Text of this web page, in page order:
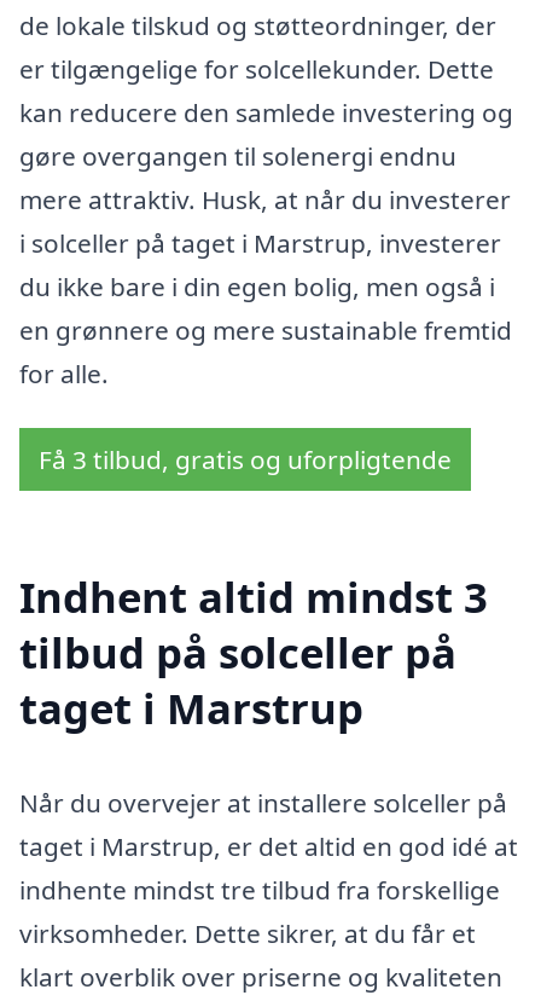
de lokale tilskud og støtteordninger, der
er tilgængelige for solcellekunder. Dette
kan reducere den samlede investering og
gøre overgangen til solenergi endnu
mere attraktiv. Husk, at når du investerer
i solceller på taget i Marstrup, investerer
du ikke bare i din egen bolig, men også i
en grønnere og mere sustainable fremtid
for alle.
Få 3 tilbud, gratis og uforpligtende
Indhent altid mindst 3
tilbud på solceller på
taget i Marstrup
Når du overvejer at installere solceller på
taget i Marstrup, er det altid en god idé at
indhente mindst tre tilbud fra forskellige
virksomheder. Dette sikrer, at du får et
klart overblik over priserne og kvaliteten